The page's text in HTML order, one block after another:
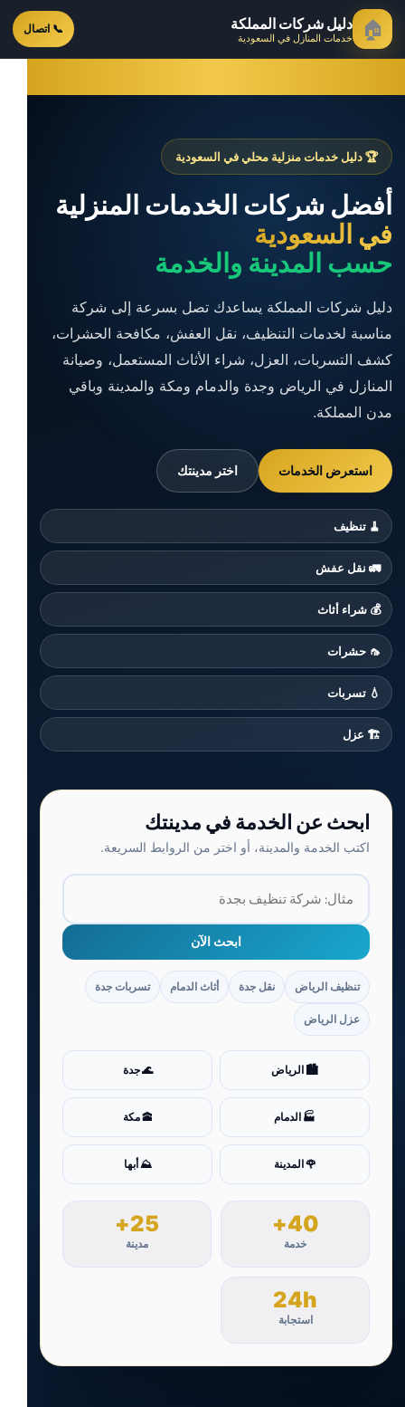
🏠 دليل شركات المملكة
خدمات المنازل في السعودية 📞 اتصال
🏆 دليل خدمات منزلية محلي في السعودية
أفضل شركات الخدمات المنزلية
في السعودية
حسب المدينة والخدمة
دليل شركات المملكة يساعدك تصل بسرعة إلى شركة
مناسبة لخدمات التنظيف، نقل العفش، مكافحة الحشرات،
كشف التسربات، العزل، شراء الأثاث المستعمل، وصيانة
المنازل في الرياض وجدة والدمام ومكة والمدينة وباقي
مدن المملكة.
استعرض الخدمات اختر مدينتك
🧹 تنظيف
🚛 نقل عفش
💰 شراء أثاث
🦟 حشرات
💧 تسربات
🏗️ عزل
ابحث عن الخدمة في مدينتك
اكتب الخدمة والمدينة، أو اختر من الروابط السريعة.
ابحث الآن
تنظيف الرياض نقل جدة أثاث الدمام تسربات جدة
عزل الرياض
🏙️ الرياض 🌊 جدة
🏭 الدمام 🕋 مكة
🌹 المدينة ⛰️ أبها
40+
خدمة
25+
مدينة
24h
استجابة